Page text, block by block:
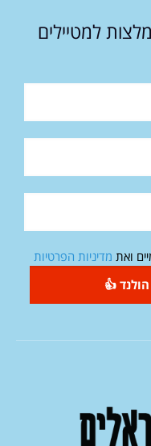
למטיילים
ואת מדיניות הפרטיות
👍